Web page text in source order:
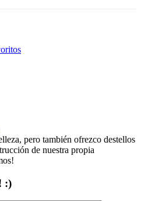
pero también ofrezco destellos
de nuestra propia
:)